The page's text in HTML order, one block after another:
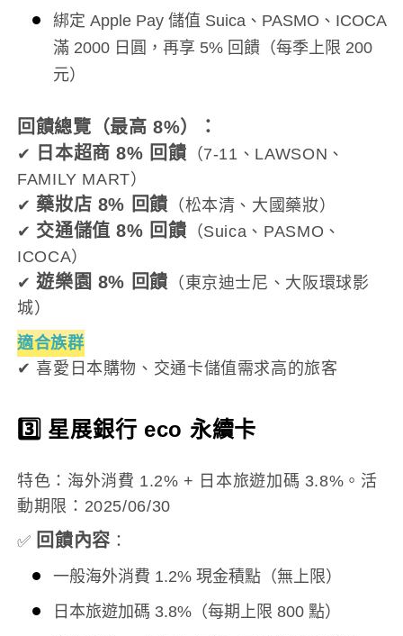
綁定 Apple Pay 儲值 Suica、PASMO、ICOCA
滿 2000 日圓，再享 5% 回饋（每季上限 200
元）
回饋總覽（最高 8%）：
✔ 日本超商 8% 回饋 （7-11、LAWSON、
FAMILY MART）
✔ 藥妝店 8% 回饋 （松本清、大國藥妝）
✔ 交通儲值 8% 回饋 （Suica、PASMO、
ICOCA）
✔遊樂園 8% 回饋 （東京迪士尼、大阪環球影
城）
適合族群
✔ 喜愛日本購物、交通卡儲值需求高的旅客
3️⃣ 星展銀行 eco 永續卡
特色：海外消費 1.2% + 日本旅遊加碼 3.8%。活
動期限：2025/06/30
✅ 回饋內容 ：
一般海外消費 1.2% 現金積點（無上限）
日本旅遊加碼 3.8%（每期上限 800 點）